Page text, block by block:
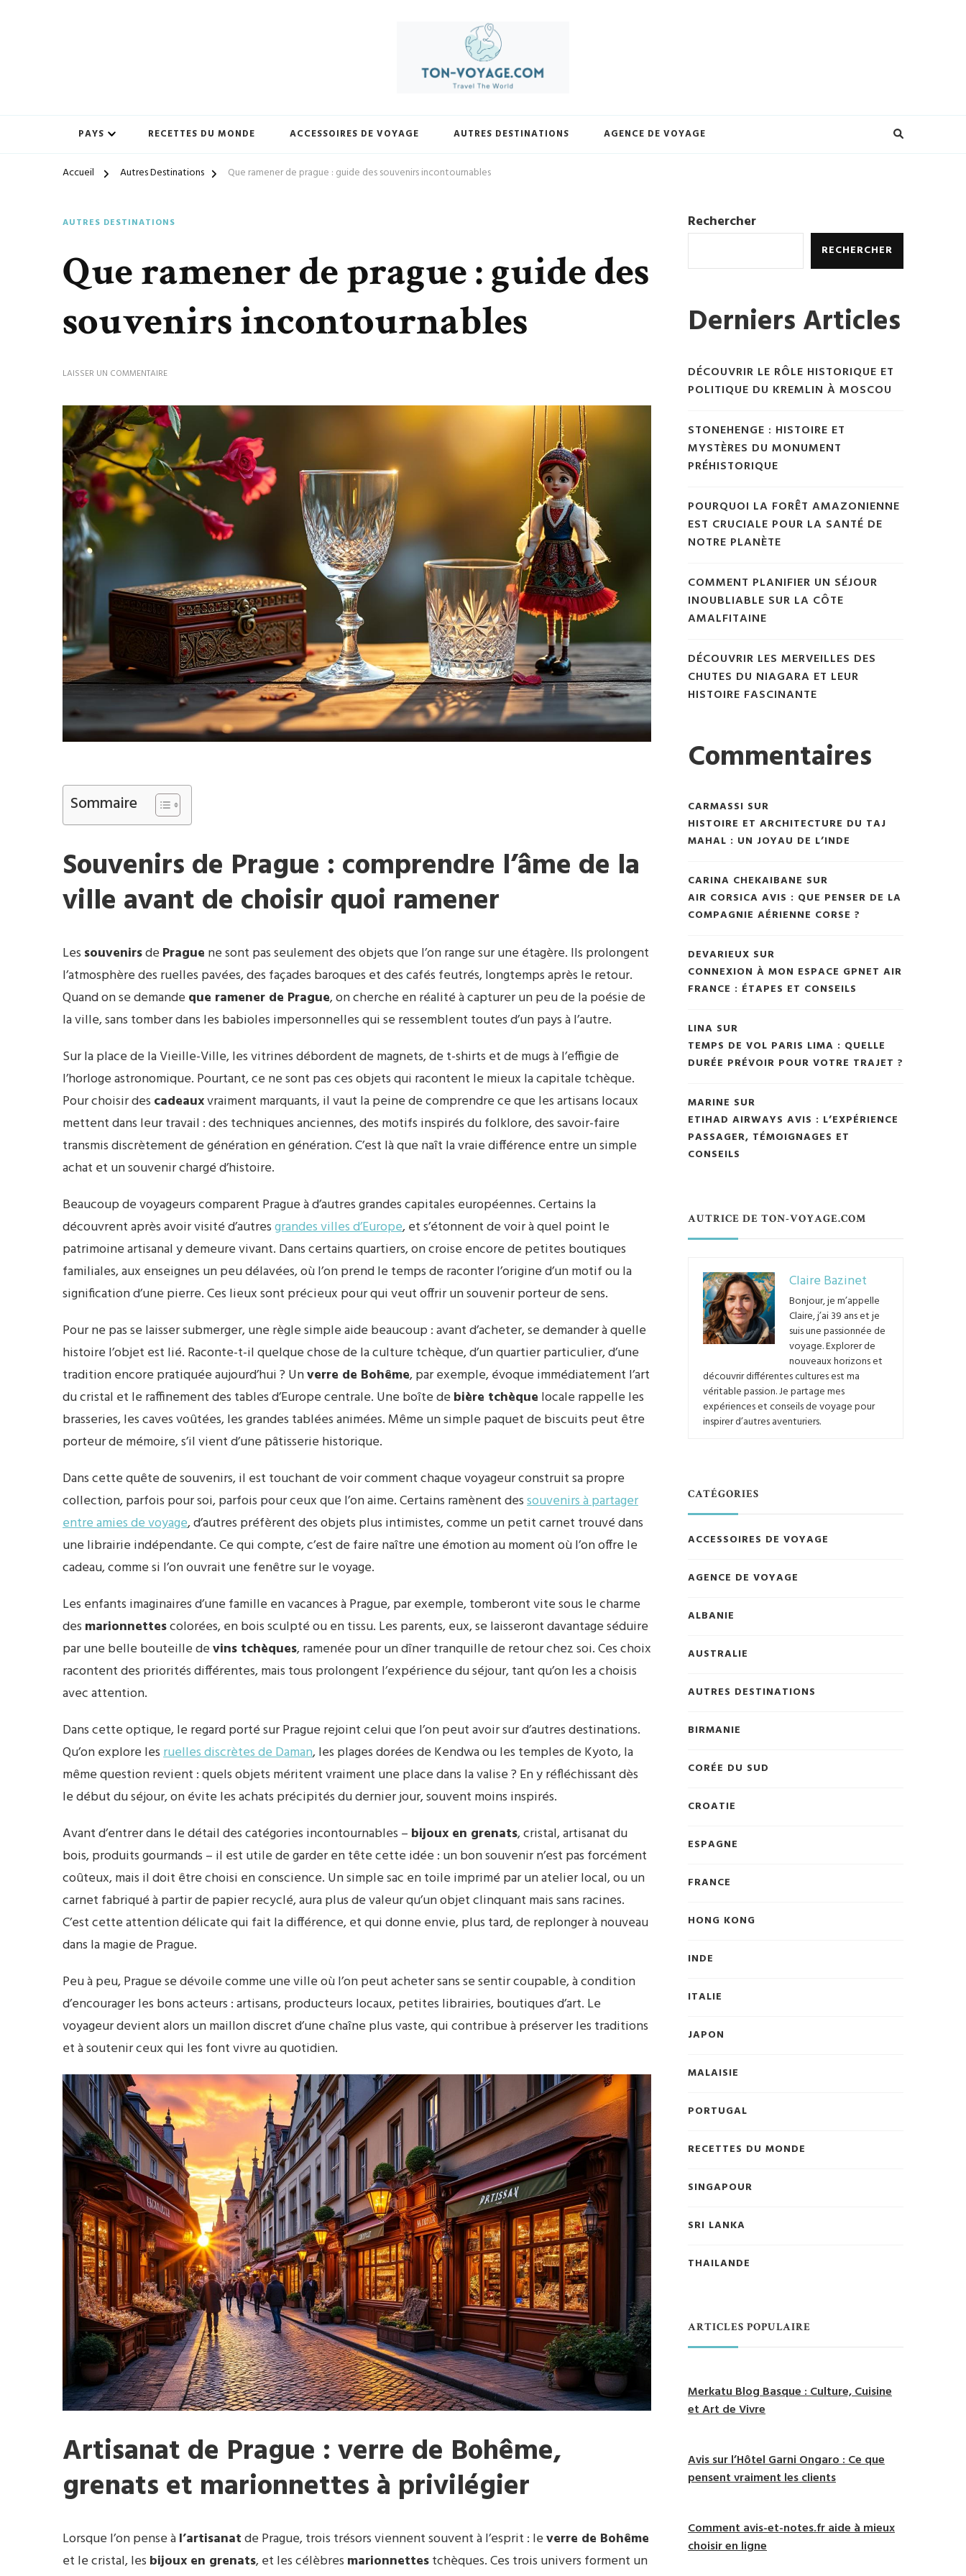
PAYS RECETTES DU MONDE ACCESSOIRES DE VOYAGE AUTRES DESTINATIONS AGENCE DE VOYAGE
Accueil Autres Destinations Que ramener de prague : guide des souvenirs incontournables
AUTRES DESTINATIONS
Que ramener de prague : guide des
souvenirs incontournables
LAISSER UN COMMENTAIRESUR
DE
PRAGUE
GUIDE
DES
SOUVENIRS
INCONTOURNABLES
Sommaire
Souvenirs de Prague : comprendre l’âme de la
ville avant de choisir quoi ramener
Les souvenirsde Prague ne sont pas seulement des objets que l’on range sur une étagère. Ils prolongent
l’atmosphère des ruelles pavées, des façades baroques et des cafés feutrés, longtemps après le retour.
Quand on se demande que ramener de Prague, on cherche en réalité à capturer un peu de la poésie de
la ville, sans tomber dans les babioles impersonnelles qui se ressemblent toutes d’un pays à l’autre.
Sur la place de la Vieille-Ville, les vitrines débordent de magnets, de t-shirts et de mugs à l’effigie de
l’horloge astronomique. Pourtant, ce ne sont pas ces objets qui racontent le mieux la capitale tchèque.
Pour choisir des cadeauxvraiment marquants, il vaut la peine de comprendre ce que les artisans locaux
mettent dans leur travail : des techniques anciennes, des motifs inspirés du folklore, des savoir-faire
transmis discrètement de génération en génération. C’est là que naît la vraie différence entre un simple
achat et un souvenir chargé d’histoire.
Beaucoup de voyageurs comparent Prague à d’autres grandes capitales européennes. Certains la
découvrent après avoir visité d’autresgrandes villes d’Europe, et s’étonnent de voir à quel point le
patrimoine artisanal y demeure vivant. Dans certains quartiers, on croise encore de petites boutiques
familiales, aux enseignes un peu délavées, où l’on prend le temps de raconter l’origine d’un motif ou la
signification d’une pierre. Ces lieux sont précieux pour qui veut offrir un souvenir porteur de sens.
Pour ne pas se laisser submerger, une règle simple aide beaucoup : avant d’acheter, se demander à quelle
histoire l’objet est lié. Raconte-t-il quelque chose de la culture tchèque, d’un quartier particulier, d’une
tradition encore pratiquée aujourd’hui ? Unverre de Bohême, par exemple, évoque immédiatement l’art
du cristal et le raffinement des tables d’Europe centrale. Une boîte de bière tchèque locale rappelle les
brasseries, les caves voûtées, les grandes tablées animées. Même un simple paquet de biscuits peut être
porteur de mémoire, s’il vient d’une pâtisserie historique.
Dans cette quête de souvenirs, il est touchant de voir comment chaque voyageur construit sa propre
collection, parfois pour soi, parfois pour ceux que l’on aime. Certains ramènent dessouvenirs à partager
entre amies de voyage, d’autres préfèrent des objets plus intimistes, comme un petit carnet trouvé dans
une librairie indépendante. Ce qui compte, c’est de faire naître une émotion au moment où l’on offre le
cadeau, comme si l’on ouvrait une fenêtre sur le voyage.
Les enfants imaginaires d’une famille en vacances à Prague, par exemple, tomberont vite sous le charme
des marionnettescolorées, en bois sculpté ou en tissu. Les parents, eux, se laisseront davantage séduire
par une belle bouteille devins tchèques, ramenée pour un dîner tranquille de retour chez soi. Ces choix
racontent des priorités différentes, mais tous prolongent l’expérience du séjour, tant qu’on les a choisis
avec attention.
Dans cette optique, le regard porté sur Prague rejoint celui que l’on peut avoir sur d’autres destinations.
Qu’on explore lesruelles discrètes de Daman, les plages dorées de Kendwa ou les temples de Kyoto, la
même question revient : quels objets méritent vraiment une place dans la valise ? En y réfléchissant dès
le début du séjour, on évite les achats précipités du dernier jour, souvent moins inspirés.
Avant d’entrer dans le détail des catégories incontournables – bijoux en grenats, cristal, artisanat du
bois, produits gourmands – il est utile de garder en tête cette idée : un bon souvenir n’est pas forcément
coûteux, mais il doit être choisi en conscience. Un simple sac en toile imprimé par un atelier local, ou un
carnet fabriqué à partir de papier recyclé, aura plus de valeur qu’un objet clinquant mais sans racines.
C’est cette attention délicate qui fait la différence, et qui donne envie, plus tard, de replonger à nouveau
dans la magie de Prague.
Peu à peu, Prague se dévoile comme une ville où l’on peut acheter sans se sentir coupable, à condition
d’encourager les bons acteurs : artisans, producteurs locaux, petites librairies, boutiques d’art. Le
voyageur devient alors un maillon discret d’une chaîne plus vaste, qui contribue à préserver les traditions
et à soutenir ceux qui les font vivre au quotidien.
Artisanat de Prague : verre de Bohême,
grenats et marionnettes à privilégier
Lorsque l’on pense àl’artisanatde Prague, trois trésors viennent souvent à l’esprit : leverre de Bohême
et le cristal, les bijoux en grenats, et les célèbres marionnettestchèques. Ces trois univers forment un
Rechercher
RECHERCHER
Derniers Articles
DÉCOUVRIR LE RÔLE HISTORIQUE ET
POLITIQUE DU KREMLIN À MOSCOU
STONEHENGE : HISTOIRE ET
MYSTÈRES DU MONUMENT
PRÉHISTORIQUE
POURQUOI LA FORÊT AMAZONIENNE
EST CRUCIALE POUR LA SANTÉ DE
NOTRE PLANÈTE
COMMENT PLANIFIER UN SÉJOUR
INOUBLIABLE SUR LA CÔTE
AMALFITAINE
DÉCOUVRIR LES MERVEILLES DES
CHUTES DU NIAGARA ET LEUR
HISTOIRE FASCINANTE
Commentaires
CARMASSI SUR
HISTOIRE ET ARCHITECTURE DU TAJ
MAHAL : UN JOYAU DE L’INDE
CARINA CHEKAIBANE SUR
AIR CORSICA AVIS : QUE PENSER DE LA
COMPAGNIE AÉRIENNE CORSE ?
DEVARIEUX SUR
CONNEXION À MON ESPACE GPNET AIR
FRANCE : ÉTAPES ET CONSEILS
LINA SUR
TEMPS DE VOL PARIS LIMA : QUELLE
DURÉE PRÉVOIR POUR VOTRE TRAJET ?
MARINE SUR
ETIHAD AIRWAYS AVIS : L’EXPÉRIENCE
PASSAGER, TÉMOIGNAGES ET
CONSEILS
AUTRICE DE TON-VOYAGE.COM
Claire Bazinet
Bonjour, je m’appelle
Claire, j’ai 39 ans et je
suis une passionnée de
voyage. Explorer de
nouveaux horizons et
découvrir différentes cultures est ma
véritable passion. Je partage mes
expériences et conseils de voyage pour
inspirer d’autres aventuriers.
CATÉGORIES
ACCESSOIRES DE VOYAGE
AGENCE DE VOYAGE
ALBANIE
AUSTRALIE
AUTRES DESTINATIONS
BIRMANIE
CORÉE DU SUD
CROATIE
ESPAGNE
FRANCE
HONG KONG
INDE
ITALIE
JAPON
MALAISIE
PORTUGAL
RECETTES DU MONDE
SINGAPOUR
SRI LANKA
THAILANDE
ARTICLES POPULAIRE
Merkatu Blog Basque : Culture, Cuisine
et Art de Vivre
Avis sur l’Hôtel Garni Ongaro : Ce que
pensent vraiment les clients
Comment avis-et-notes.fr aide à mieux
choisir en ligne